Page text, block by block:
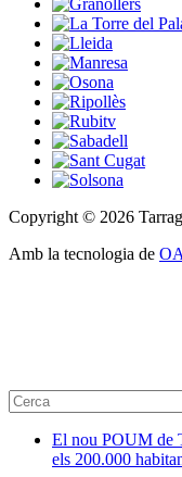
Copyright © 2026
Amb la tecnologia de
El nou POUM de
els 200.000